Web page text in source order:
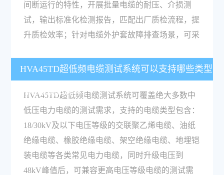
间断运行的特性，开展批量电缆的耐压、介损测
试，输出标准化检测报告，匹配出厂质检流程，提
升质检效率；针对电缆外护套故障排查场景，可采
HVA45TD超低频电缆测试系统可以支持哪些类型
的电缆测试需求？
HVA45TD超低频电缆测试系统可覆盖绝大多数中
低压电力电缆的测试需求，支持的电缆类型包含：
18/30kV及以下电压等级的交联聚乙烯电缆、油纸
绝缘电缆、橡胶绝缘电缆、架空绝缘电缆、地埋铠
装电缆等各类常见电力电缆，同时升级电压到
48kV峰值后，可兼容更高电压等级电缆的测试需